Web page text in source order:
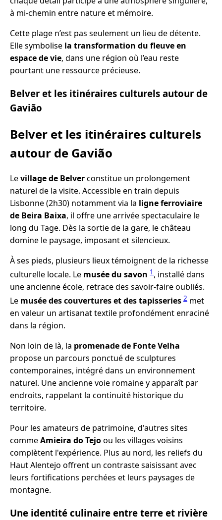
à mi-chemin entre nature et mémoire.
Cette plage n’est pas seulement un lieu de détente.
Elle symbolise la transformation du fleuve en
espace de vie, dans une région où l’eau reste
pourtant une ressource précieuse.
Belver et les itinéraires culturels autour de
Gavião
Belver et les itinéraires culturels
autour de Gavião
Levillage de Belverconstitue un prolongement
naturel de la visite. Accessible en train depuis
Lisbonne (2h30) notamment via la ligne ferroviaire
de Beira Baixa, il offre une arrivée spectaculaire le
long du Tage. Dès la sortie de la gare, le château
domine le paysage, imposant et silencieux.
À ses pieds, plusieurs lieux témoignent de la richesse
culturelle locale. Le musée du savon 1 , installé dans
une ancienne école, retrace des savoir-faire oubliés.
Le musée des couvertures et des tapisseries 2 met
en valeur un artisanat textile profondément enraciné
dans la région.
Non loin de là, la promenade de Fonte Velha
propose un parcours ponctué de sculptures
contemporaines, intégré dans un environnement
naturel. Une ancienne voie romaine y apparaît par
endroits, rappelant la continuité historique du
territoire.
Pour les amateurs de patrimoine, d'autres sites
commeAmieira do Tejoou les villages voisins
complètent l'expérience. Plus au nord, les reliefs du
Haut Alentejo offrent un contraste saisissant avec
leurs fortifications perchées et leurs paysages de
montagne.
Une identité culinaire entre terre et rivière